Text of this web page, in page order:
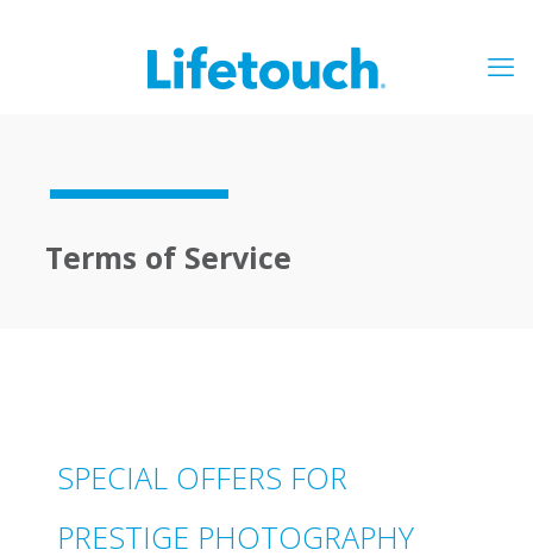
Terms of Service
SPECIAL OFFERS FOR
PRESTIGE PHOTOGRAPHY